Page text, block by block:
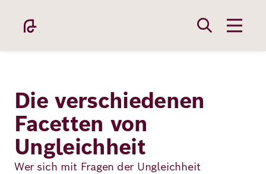
Inhalt
Academy
Die verschiedenen
Facetten von
Ungleichheit
Wer sich mit Fragen der Ungleichheit